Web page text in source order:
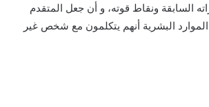
السابقة ونقاط قوته، و أن جعل المتقدم
البشرية أنهم يتكلمون مع شخص غير